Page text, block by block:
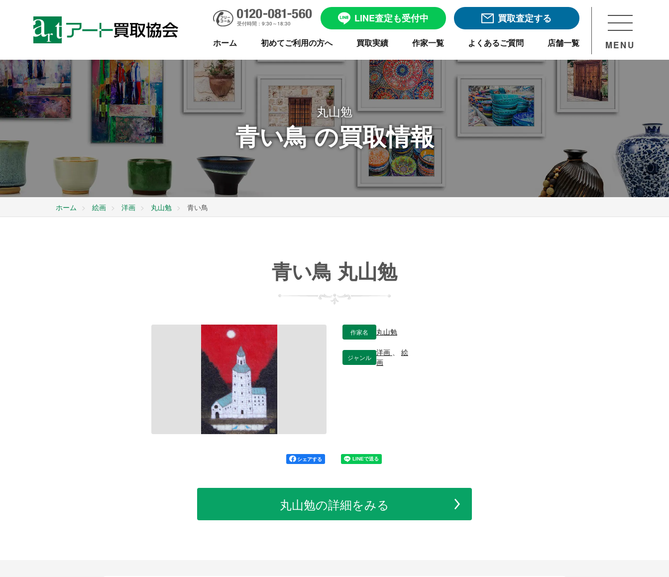
受付時間：9:30～18:30 LINE査定も受付中 買取査定する
ホーム 初めてご利用の方へ 買取実績 作家一覧 よくあるご質問 店舗一覧 MENU
丸山勉
青い鳥 の買取情報
ホーム 絵画 洋画 丸山勉 青い鳥
青い鳥 丸山勉
作家名 丸山勉
ジャンル
洋画
絵
画
シェアする
丸山勉の詳細をみる